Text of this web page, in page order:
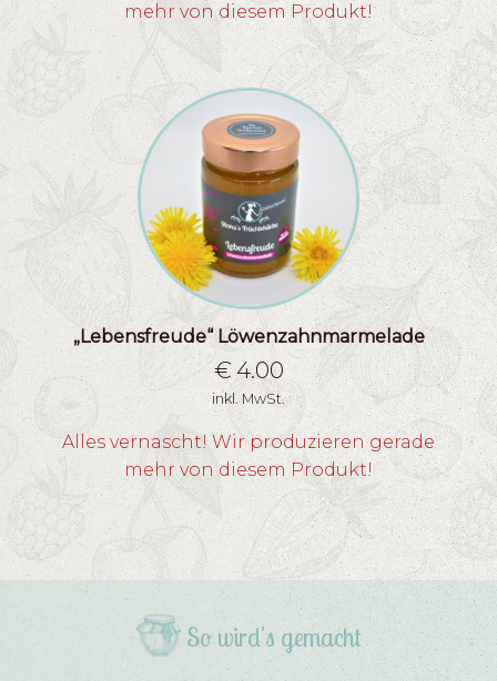
mehr von diesem Produkt!
„Lebensfreude“ Löwenzahnmarmelade
€4.00
inkl. MwSt.
Alles vernascht! Wir produzieren gerade
mehr von diesem Produkt!
So wird's gemacht